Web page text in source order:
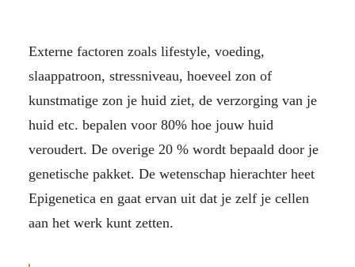
Externe factoren zoals lifestyle, voeding,
slaappatroon, stressniveau, hoeveel zon of
kunstmatige zon je huid ziet, de verzorging van je
huid etc. bepalen voor 80% hoe jouw huid
veroudert. De overige 20 % wordt bepaald door je
genetische pakket. De wetenschap hierachter heet
Epigenetica en gaat ervan uit dat je zelf je cellen
aan het werk kunt zetten.